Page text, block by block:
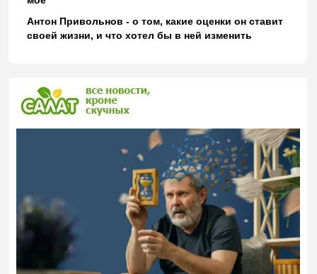
Антон Привольнов - о том, какие оценки он ставит
своей жизни, и что хотел бы в ней изменить